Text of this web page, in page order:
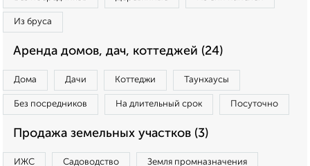
Из бруса
Аренда домов, дач, коттеджей (24)
Дома Дачи Коттеджи Таунхаусы
Без посредников На длительный срок Посуточно
Продажа земельных участков (3)
ИЖС Садоводство Земля промназначения